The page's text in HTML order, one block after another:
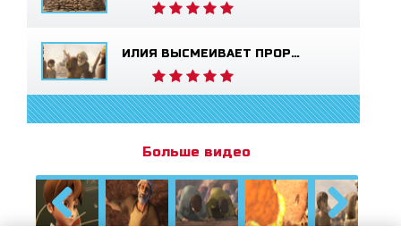
ИЛИЯ ВЫСМЕИВАЕТ ПРОРОКОВ
Больше видео
Previous Next